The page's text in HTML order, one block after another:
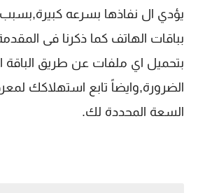
يؤدي ال نفاذها بسرعه
بباقات الهاتف كما ذكرنا فى
بتحميل اي ملفات عن طريق الباقة
الضرورة,وايضاً تابع استهلاكك
السعة المحددة لك.